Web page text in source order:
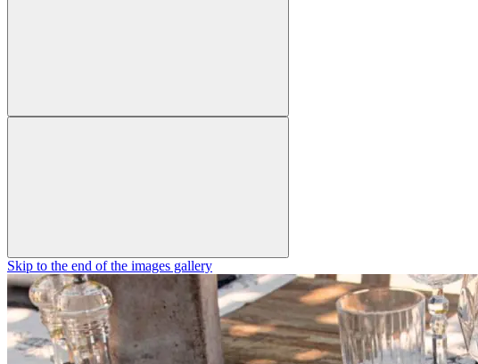
Skip to the end of the images gallery